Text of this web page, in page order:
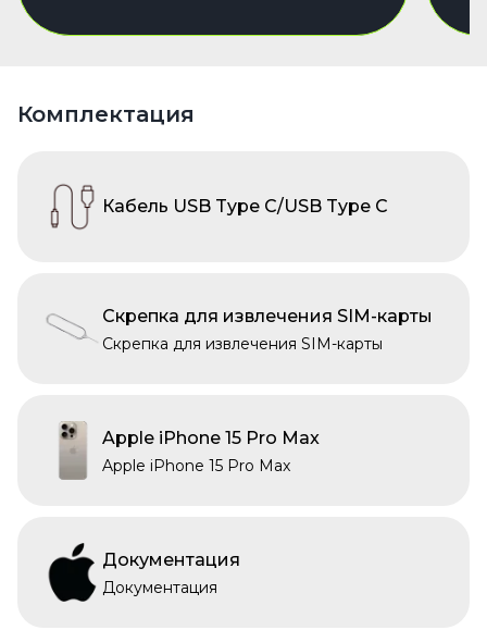
Комплектация
Кабель USB Type C/USB Type C
Скрепка для извлечения SIM-карты
Скрепка для извлечения SIM-карты
Apple iPhone 15 Pro Max
Apple iPhone 15 Pro Max
Документация
Документация